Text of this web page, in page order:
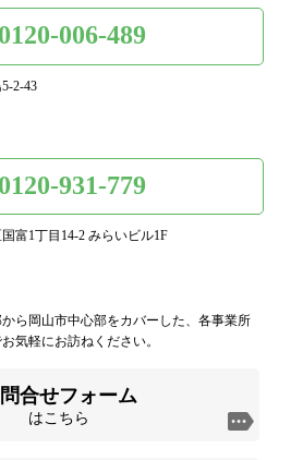
0120-006-489
2-43
0120-931-779
富1丁目14-2 みらいビル1F
ら岡山市中心部をカバーした、各事業所
気軽にお訪ねください。
合せフォーム
はこちら